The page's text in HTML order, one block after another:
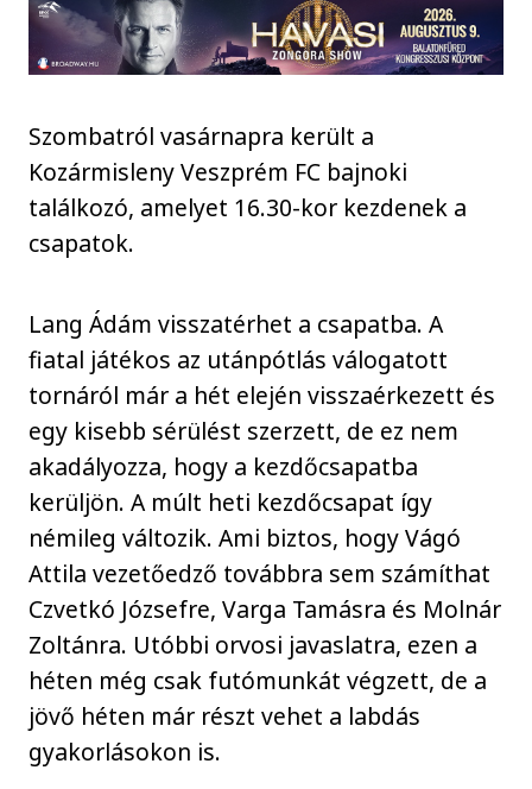
Szombatról vasárnapra került a
Kozármisleny Veszprém FC bajnoki
találkozó, amelyet 16.30-kor kezdenek a
csapatok.
Lang Ádám visszatérhet a csapatba. A
fiatal játékos az utánpótlás válogatott
tornáról már a hét elején visszaérkezett és
egy kisebb sérülést szerzett, de ez nem
akadályozza, hogy a kezdőcsapatba
kerüljön. A múlt heti kezdőcsapat így
némileg változik. Ami biztos, hogy Vágó
Attila vezetőedző továbbra sem számíthat
Czvetkó Józsefre, Varga Tamásra és Molnár
Zoltánra. Utóbbi orvosi javaslatra, ezen a
héten még csak futómunkát végzett, de a
jövő héten már részt vehet a labdás
gyakorlásokon is.